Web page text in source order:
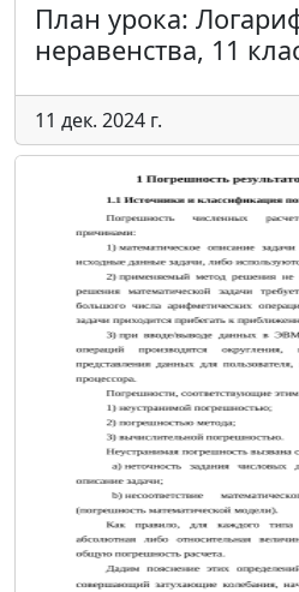
План урока:
неравенства, 11
11 дек. 2024 г.